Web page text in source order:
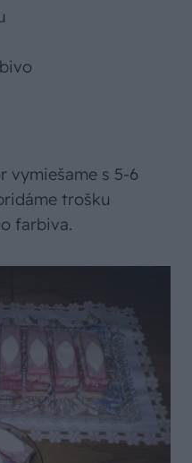
vymiešame s 5-6
trošku
farbiva.